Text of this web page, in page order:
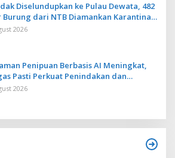
Diselundupkan ke Pulau Dewata, 482
Burung dari NTB Diamankan Karantina
2026
Penipuan Berbasis AI Meningkat,
Pasti Perkuat Penindakan dan
Aplikasi Anti Penipuan
2026